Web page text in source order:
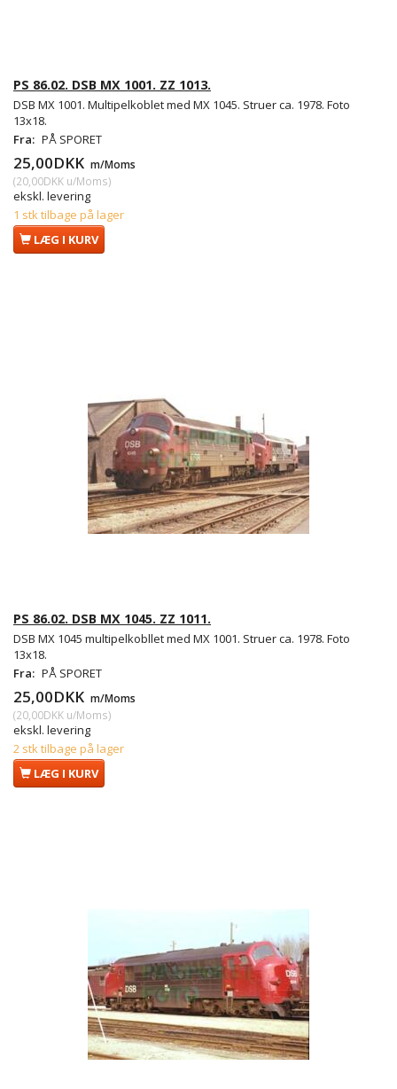
PS 86.02. DSB MX 1001. ZZ 1013.
DSB MX 1001. Multipelkoblet med MX 1045. Struer ca. 1978. Foto
13x18.
Fra: PÅ SPORET
25,00DKK m/Moms
(20,00DKK u/Moms)
ekskl. levering
1 stk tilbage på lager
LÆG I KURV
PS 86.02. DSB MX 1045. ZZ 1011.
DSB MX 1045 multipelkobllet med MX 1001. Struer ca. 1978. Foto
13x18.
Fra: PÅ SPORET
25,00DKK m/Moms
(20,00DKK u/Moms)
ekskl. levering
2 stk tilbage på lager
LÆG I KURV